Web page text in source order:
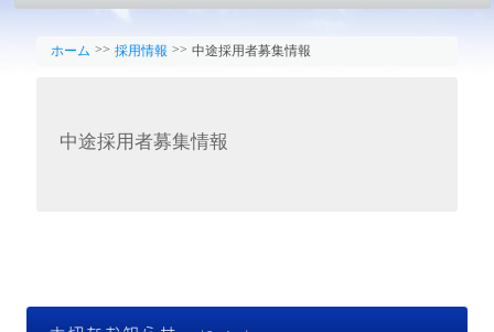
ホーム >> 採用情報 >> 中途採用者募集情報
中途採用者募集情報